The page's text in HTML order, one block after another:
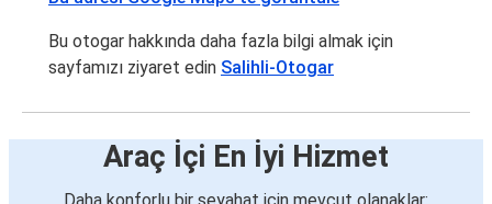
Bu otogar hakkında daha fazla bilgi almak için
sayfamızı ziyaret edin Salihli-Otogar
Araç İçi En İyi Hizmet